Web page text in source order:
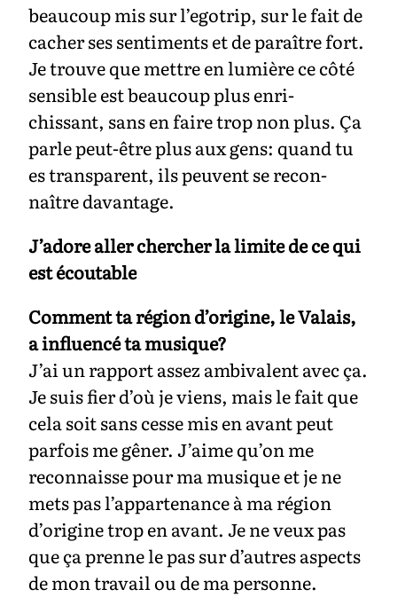
beaucoup mis sur l’egotrip, sur le fait de
cacher ses sentiments et de paraître fort.
Je trouve que mettre en lumière ce côté
sensible est beaucoup plus enri-
chissant, sans en faire trop non plus. Ça
parle peut-être plus aux gens: quand tu
es transparent, ils peuvent se recon-
naître davantage.
J’adore aller chercher la limite de ce qui
est écoutable
Comment ta région d’origine, le Valais,
a influencé ta musique?
J’ai un rapport assez ambivalent avec ça.
Je suis fier d’où je viens, mais le fait que
cela soit sans cesse mis en avant peut
parfois me gêner. J’aime qu’on me
reconnaisse pour ma musique et je ne
mets pas l’appartenance à ma région
d’origine trop en avant. Je ne veux pas
que ça prenne le pas sur d’autres aspects
de mon travail ou de ma personne.